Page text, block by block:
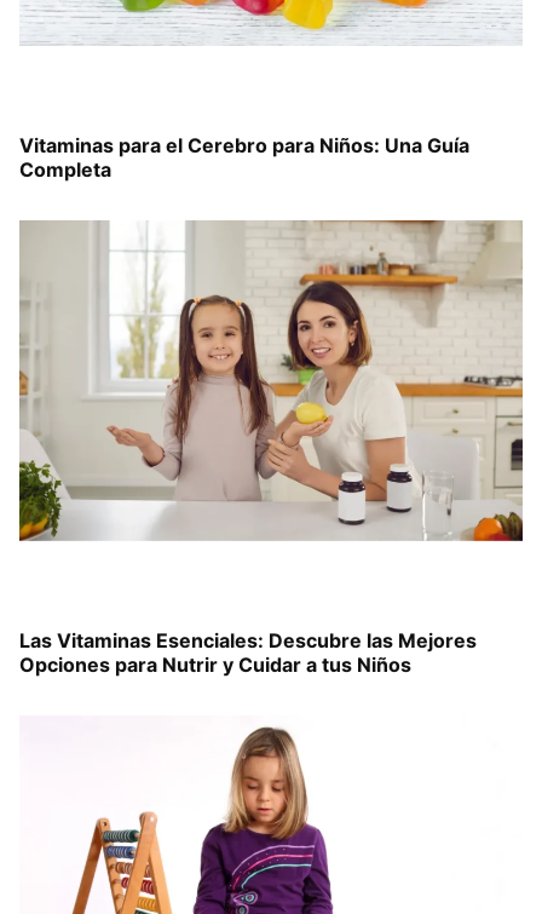
Vitaminas para el Cerebro para Niños: Una Guía
Completa
Las Vitaminas Esenciales: Descubre las Mejores
Opciones para Nutrir y Cuidar a tus Niños